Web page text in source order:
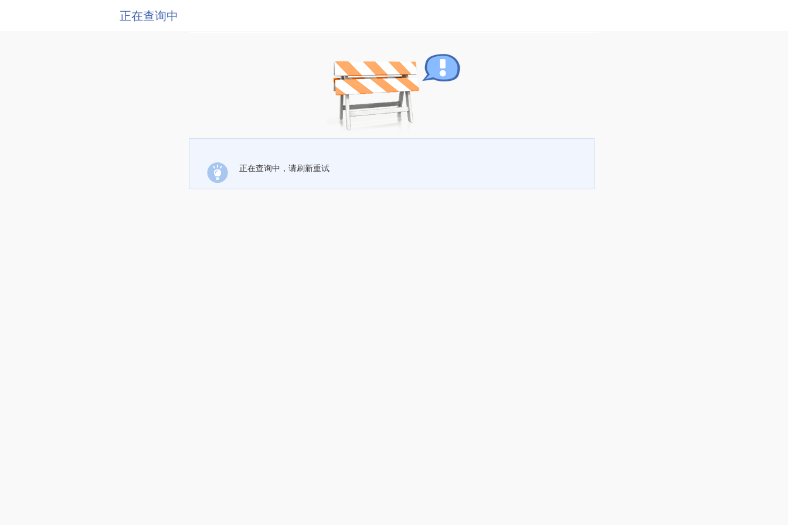
正在查询中
正在查询中，请刷新重试